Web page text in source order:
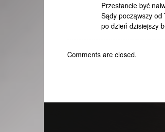
Przestancie być
Sądy począwszy od
po dzień dzisiejszy
Comments are closed.